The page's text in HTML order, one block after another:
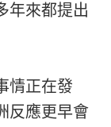
年來都提出
情正在發
反應更早會